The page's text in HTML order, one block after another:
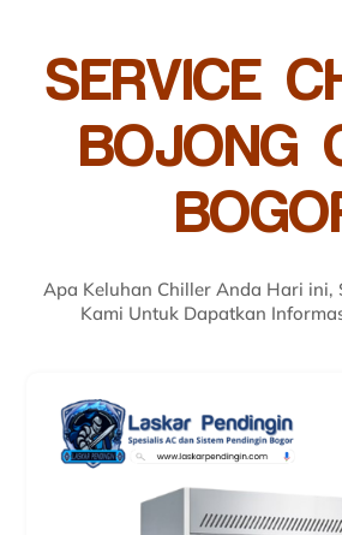
SERVICE
BOJONG
Apa Keluhan Chiller Anda Hari ini,
Kami Untuk Dapatkan